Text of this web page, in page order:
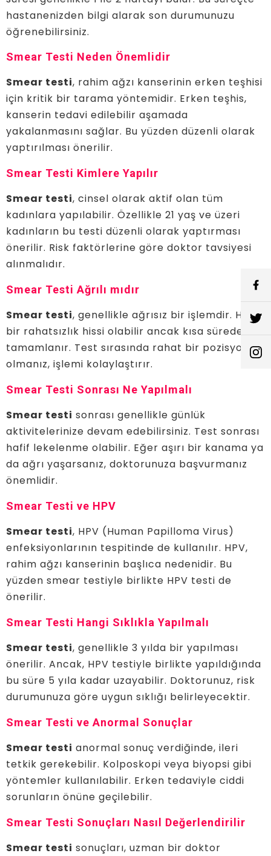
hastanenizden bilgi alarak son durumunuzu
öğrenebilirsiniz.
Smear Testi Neden Önemlidir
Smear testi, rahim ağzı kanserinin erken teşhisi
için kritik bir tarama yöntemidir. Erken teşhis,
kanserin tedavi edilebilir aşamada
yakalanmasını sağlar. Bu yüzden düzenli olarak
yaptırılması önerilir.
Smear Testi Kimlere Yapılır
Smear testi, cinsel olarak aktif olan tüm
kadınlara yapılabilir. Özellikle 21 yaş ve üzeri
kadınların bu testi düzenli olarak yaptırması
önerilir. Risk faktörlerine göre doktor tavsiyesi
alınmalıdır.
Smear Testi Ağrılı mıdır
Smear testi, genellikle ağrısız bir işlemdir. Hafif
bir rahatsızlık hissi olabilir ancak kısa sürede
tamamlanır. Test sırasında rahat bir pozisyonda
olmanız, işlemi kolaylaştırır.
Smear Testi Sonrası Ne Yapılmalı
Smear testi sonrası genellikle günlük
aktivitelerinize devam edebilirsiniz. Test sonrası
hafif lekelenme olabilir. Eğer aşırı bir kanama ya
da ağrı yaşarsanız, doktorunuza başvurmanız
önemlidir.
Smear Testi ve HPV
Smear testi, HPV (Human Papilloma Virus)
enfeksiyonlarının tespitinde de kullanılır. HPV,
rahim ağzı kanserinin başlıca nedenidir. Bu
yüzden smear testiyle birlikte HPV testi de
önerilir.
Smear Testi Hangi Sıklıkla Yapılmalı
Smear testi, genellikle 3 yılda bir yapılması
önerilir. Ancak, HPV testiyle birlikte yapıldığında
bu süre 5 yıla kadar uzayabilir. Doktorunuz, risk
durumunuza göre uygun sıklığı belirleyecektir.
Smear Testi ve Anormal Sonuçlar
Smear testi anormal sonuç verdiğinde, ileri
tetkik gerekebilir. Kolposkopi veya biyopsi gibi
yöntemler kullanılabilir. Erken tedaviyle ciddi
sorunların önüne geçilebilir.
Smear Testi Sonuçları Nasıl Değerlendirilir
Smear testi sonuçları, uzman bir doktor